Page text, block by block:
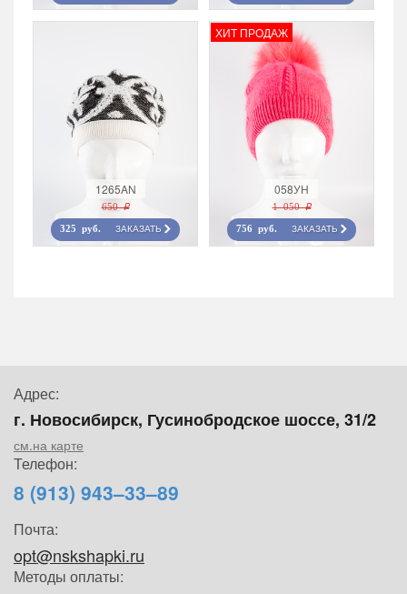
1265AN
650 r
325 руб. ЗАКАЗАТЬ
ХИТ ПРОДАЖ
058УН
1 050 r
756 руб. ЗАКАЗАТЬ
Адрес:
г. Новосибирск, Гусинобродское шоссе, 31/2
см.на карте
Телефон:
8 (913) 943–33–89
Почта:
opt@nskshapki.ru
Методы оплаты: